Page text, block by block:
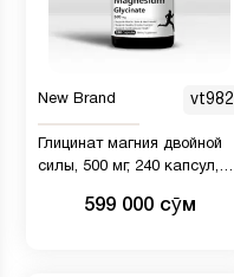
New Brand vt982
Глицинат магния двойной
силы, 500 мг, 240 капсул,
максимального усвоения,
599 000 сӯм